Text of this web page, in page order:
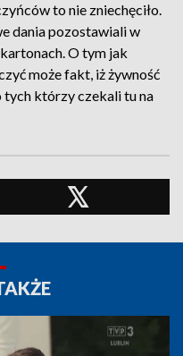
to nie zniechęciło.
dania pozostawiali w
O tym jak
może fakt, iż żywność
tych którzy czekali tu na